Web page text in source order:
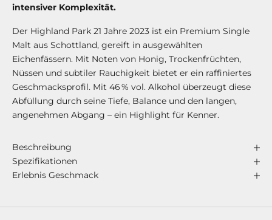
intensiver Komplexität.
Der Highland Park 21 Jahre 2023 ist ein Premium Single
Malt aus Schottland, gereift in ausgewählten
Eichenfässern. Mit Noten von Honig, Trockenfrüchten,
Nüssen und subtiler Rauchigkeit bietet er ein raffiniertes
Geschmacksprofil. Mit 46 % vol. Alkohol überzeugt diese
Abfüllung durch seine Tiefe, Balance und den langen,
angenehmen Abgang – ein Highlight für Kenner.
Beschreibung
Spezifikationen
Erlebnis Geschmack